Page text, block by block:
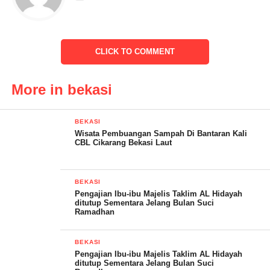
CLICK TO COMMENT
More in bekasi
BEKASI
Wisata Pembuangan Sampah Di Bantaran Kali
CBL Cikarang Bekasi Laut
BEKASI
Pengajian Ibu-ibu Majelis Taklim AL Hidayah
ditutup Sementara Jelang Bulan Suci
Ramadhan
BEKASI
Pengajian Ibu-ibu Majelis Taklim AL Hidayah
ditutup Sementara Jelang Bulan Suci